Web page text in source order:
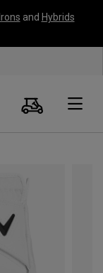
Irons and Hybrids
Suche